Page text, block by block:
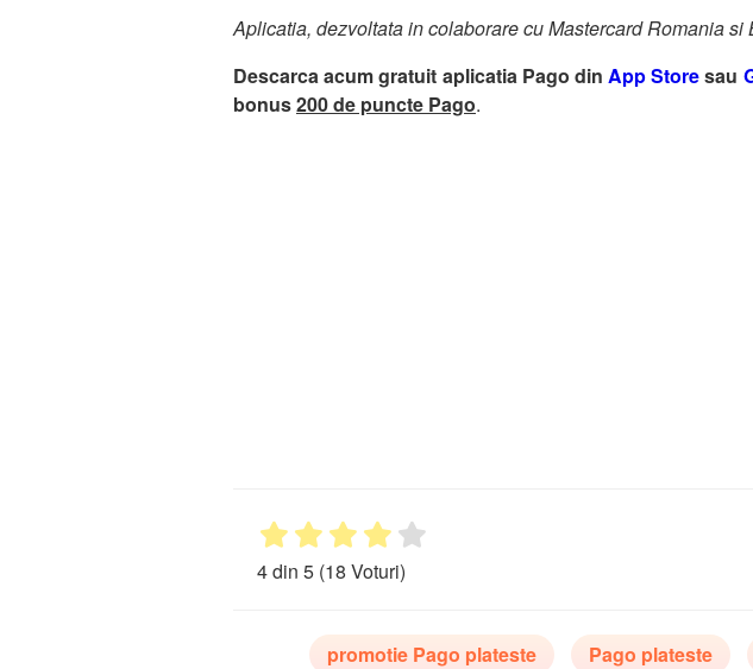
Aplicatia, dezvoltata in colaborare cu Mastercard Romania si
Descarca acum gratuit aplicatia Pago din App Storesau
bonus200 de puncte Pago.
4 din 5 (18 Voturi)
promotie Pago plateste Pago plateste